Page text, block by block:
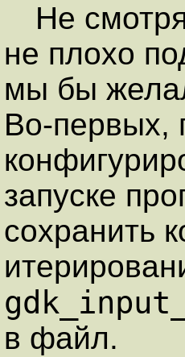
Не
не плохо
мы бы
Во-первых,
запуске
сохранить
в файл.